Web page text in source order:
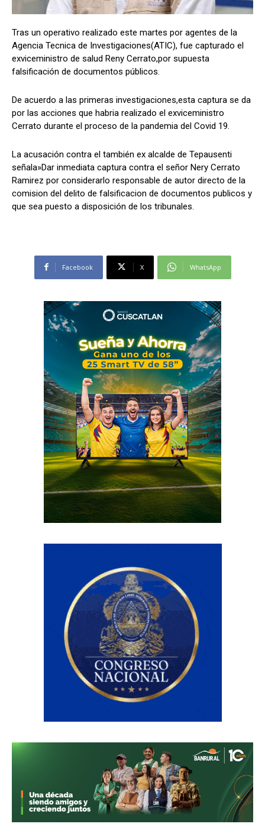
Comparta
Facebook X WhatsApp
Síganos
Comparta
Facebook X WhatsApp
Síganos
Tras un operativo realizado este martes por agentes de la
Agencia Tecnica de Investigaciones(ATIC), fue capturado el
exviceministro de salud Reny Cerrato,por supuesta
falsificación de documentos públicos.
De acuerdo a las primeras investigaciones,esta captura se da
por las acciones que habria realizado el exviceministro
Cerrato durante el proceso de la pandemia del Covid 19.
La acusación contra el también ex alcalde de Tepausenti
señala»Dar inmediata captura contra el señor Nery Cerrato
Ramirez por considerarlo responsable de autor directo de la
comision del delito de falsificacion de documentos publicos y
que sea puesto a disposición de los tribunales.
Facebook X WhatsApp